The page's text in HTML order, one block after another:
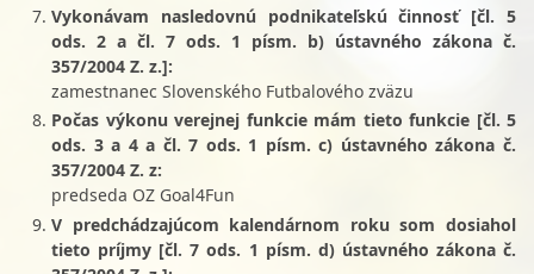
Vykonávam nasledovnú podnikateľskú činnosť [čl. 5
ods. 2 a čl. 7 ods. 1 písm. b) ústavného zákona č.
357/2004 Z. z.]:
zamestnanec Slovenského Futbalového zväzu
Počas výkonu verejnej funkcie mám tieto funkcie [čl. 5
ods. 3 a 4 a čl. 7 ods. 1 písm. c) ústavného zákona č.
357/2004 Z. z:
predseda OZ Goal4Fun
V predchádzajúcom kalendárnom roku som dosiahol
tieto príjmy [čl. 7 ods. 1 písm. d) ústavného zákona č.